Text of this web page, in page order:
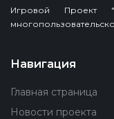
Игровой Проект
Навигация
Главная страница
Новости проекта